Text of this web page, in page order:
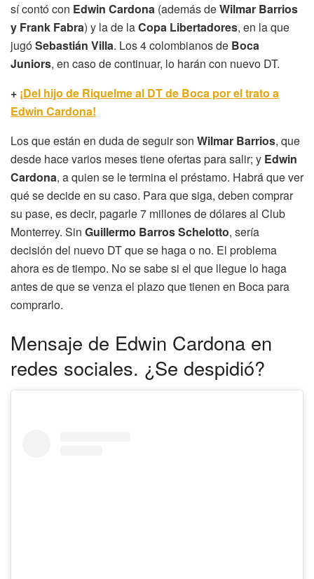
sí contó con Edwin Cardona (además deWilmar Barrios
y Frank Fabra) y la de laCopa Libertadores, en la que
jugóSebastián Villa. Los 4 colombianos de Boca
Juniors, en caso de continuar, lo harán con nuevo DT.
+ ¡Del hijo de Riquelme al DT de Boca por el trato a
Edwin Cardona!
Los que están en duda de seguir son Wilmar Barrios, que
desde hace varios meses tiene ofertas para salir; y Edwin
Cardona, a quien se le termina el préstamo. Habrá que ver
qué se decide en su caso. Para que siga, deben comprar
su pase, es decir, pagarle 7 millones de dólares al Club
Monterrey. Sin Guillermo Barros Schelotto, sería
decisión del nuevo DT que se haga o no. El problema
ahora es de tiempo. No se sabe si el que llegue lo haga
antes de que se venza el plazo que tienen en Boca para
comprarlo.
Mensaje de Edwin Cardona en
redes sociales. ¿Se despidió?